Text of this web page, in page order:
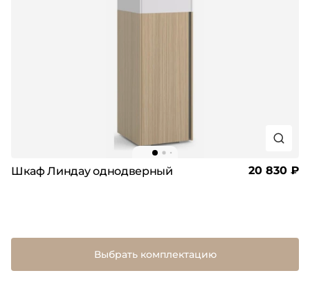
Шкаф Линдау однодверный 20 830 ₽
Выбрать комплектацию